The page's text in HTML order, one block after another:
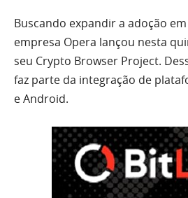
Buscando expandir a adoção
empresa Opera lançou nesta
seu Crypto Browser Project.
faz parte da integração de
e Android.